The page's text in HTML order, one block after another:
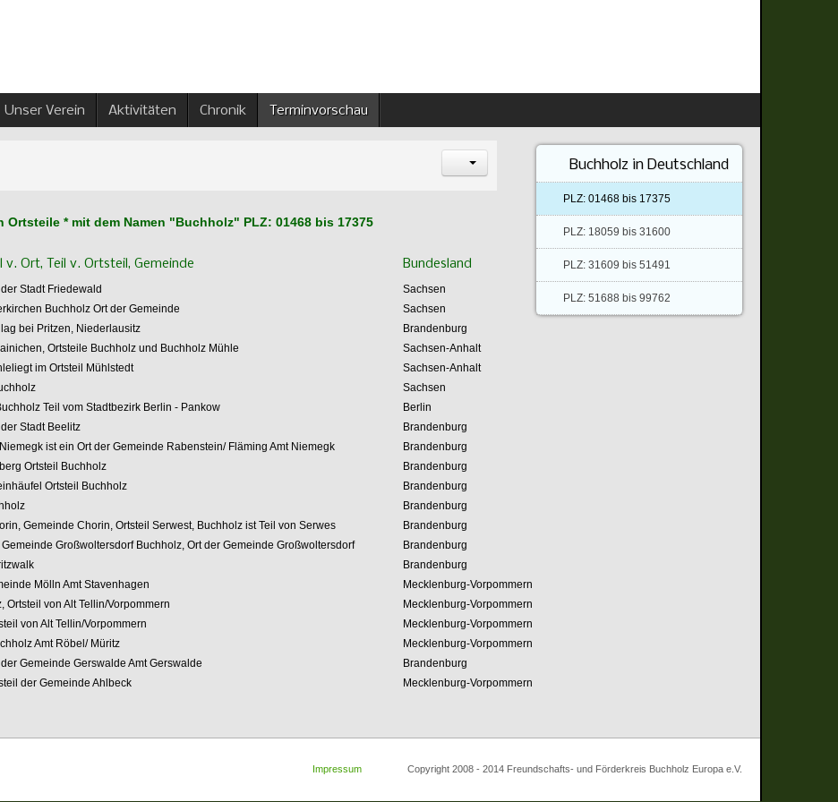
Unser Verein Aktivitäten Chronik Terminvorschau
Ortsteile * mit dem Namen "Buchholz" PLZ: 01468 bis 17375
v. Ort, Teil v. Ortsteil, Gemeinde Bundesland
Stadt Friedewald
Sachsen
Buchholz Ort der Gemeinde
Sachsen
bei Pritzen, Niederlausitz
Brandenburg
Ortsteile Buchholz und Buchholz Mühle
Sachsen-Anhalt
imOrtsteil Mühlstedt
Sachsen-Anhalt
Sachsen
Teil vom Stadtbezirk Berlin - Pankow
Berlin
StadtBeelitz
Brandenburg
ist ein Ort der Gemeinde Rabenstein/ Fläming Amt Niemegk
Brandenburg
Ortsteil Buchholz
Brandenburg
Ortsteil Buchholz
Brandenburg
Brandenburg
Gemeinde Chorin, Ortsteil Serwest, Buchholz ist Teil von Serwes
Brandenburg
Großwoltersdorf Buchholz, Ort der Gemeinde Großwoltersdorf
Brandenburg
Brandenburg
Mölln Amt Stavenhagen
Mecklenburg-Vorpommern
Ortsteil von Alt Tellin/Vorpommern
Mecklenburg-Vorpommern
von Alt Tellin/Vorpommern
Mecklenburg-Vorpommern
Amt Röbel/ Müritz
Mecklenburg-Vorpommern
Gemeinde Gerswalde Amt Gerswalde
Brandenburg
der Gemeinde Ahlbeck Mecklenburg-Vorpommern
Buchholz in Deutschland
PLZ: 01468 bis 17375
PLZ: 18059 bis 31600
PLZ: 31609 bis 51491
PLZ: 51688 bis 99762
Impressum Copyright 2008 - 2014 Freundschafts- und Förderkreis Buchholz Europa e.V.